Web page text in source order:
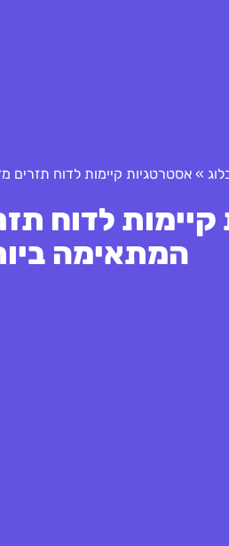
» אסטרטגיות קיימות לדוח תזרים
לדוח
המתאימה